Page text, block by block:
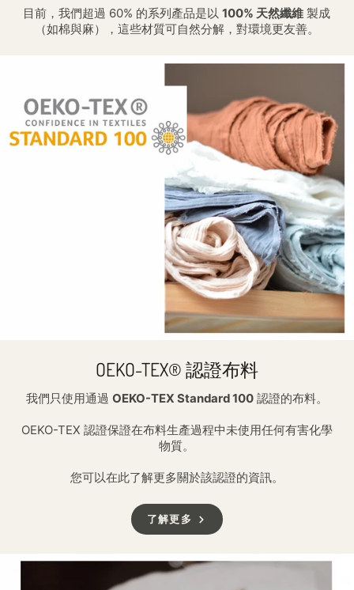
目前，我們超過 60% 的系列產品是以100% 天然纖維 製成
（如棉與麻），這些材質可自然分解，對環境更友善。
OEKO-TEX® 認證布料
我們只使用通過 OEKO-TEX Standard 100認證的布料。
OEKO-TEX 認證保證在布料生產過程中未使用任何有害化學
物質。
您可以在此了解更多關於該認證的資訊。
了解更多